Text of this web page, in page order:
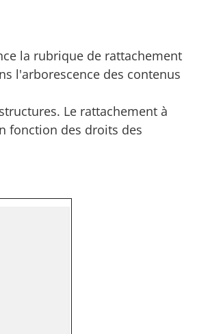
la rubrique de rattachement
l'arborescence des contenus
Le rattachement à
fonction des droits des